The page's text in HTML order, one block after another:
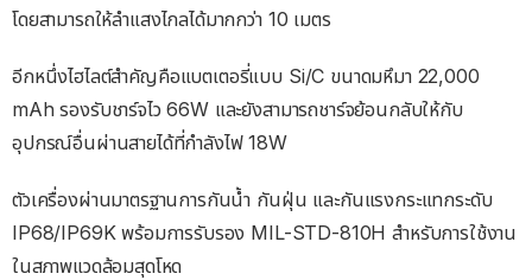
โดยสามารถให้ลำแสงไกลได้มากกว่า 10 เมตร
อีกหนึ่งไฮไลต์สำคัญคือแบตเตอรี่แบบ Si/C ขนาดมหึมา 22,000
mAh รองรับชาร์จไว 66W และยังสามารถชาร์จย้อนกลับให้กับ
อุปกรณ์อื่นผ่านสายได้ที่กำลังไฟ 18W
ตัวเครื่องผ่านมาตรฐานการกันน้ำ กันฝุ่น และกันแรงกระแทกระดับ
IP68/IP69K พร้อมการรับรอง MIL-STD-810H สำหรับการใช้งาน
ในสภาพแวดล้อมสุดโหด